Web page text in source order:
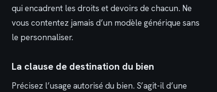
qui encadrent les droits et devoirs de chacun. Ne
vous contentez jamais d’un modèle générique sans
le personnaliser.
La clause de destination du bien
Précisez l’usage autorisé du bien. S’agit-il d’une